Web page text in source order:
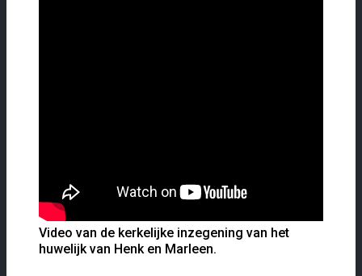
Video van de kerkelijke inzegening van het
huwelijk van Henk en Marleen.